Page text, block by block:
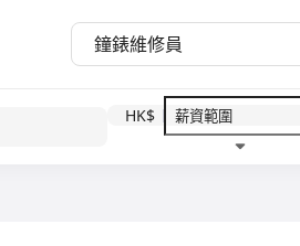
HK$